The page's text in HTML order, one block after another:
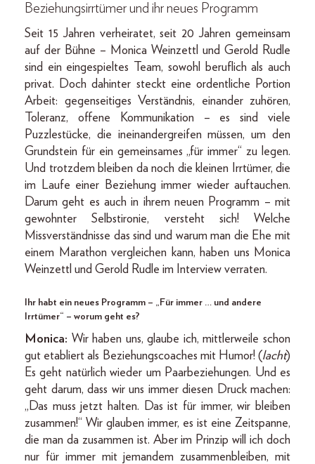
Beziehungsirrtümer und ihr neues Programm
Seit 15 Jahren verheiratet, seit 20 Jahren gemeinsam
auf der Bühne – Monica Weinzettl und Gerold Rudle
sind ein eingespieltes Team, sowohl beruflich als auch
privat. Doch dahinter steckt eine ordentliche Portion
Arbeit: gegenseitiges Verständnis, einander zuhören,
Toleranz, offene Kommunikation – es sind viele
Puzzlestücke, die ineinandergreifen müssen, um den
Grundstein für ein gemeinsames „für immer“ zu legen.
Und trotzdem bleiben da noch die kleinen Irrtümer, die
im Laufe einer Beziehung immer wieder auftauchen.
Darum geht es auch in ihrem neuen Programm – mit
gewohnter Selbstironie, versteht sich! Welche
Missverständnisse das sind und warum man die Ehe mit
einem Marathon vergleichen kann, haben uns Monica
Weinzettl und Gerold Rudle im Interview verraten.
Ihr habt ein neues Programm – „Für immer … und andere
Irrtümer“ – worum geht es?
Monica: Wir haben uns, glaube ich, mittlerweile schon
gut etabliert als Beziehungscoaches mit Humor! (lacht)
Es geht natürlich wieder um Paarbeziehungen. Und es
geht darum, dass wir uns immer diesen Druck machen:
„Das muss jetzt halten. Das ist für immer, wir bleiben
zusammen!“ Wir glauben immer, es ist eine Zeitspanne,
die man da zusammen ist. Aber im Prinzip will ich doch
nur für immer mit jemandem zusammenbleiben, mit